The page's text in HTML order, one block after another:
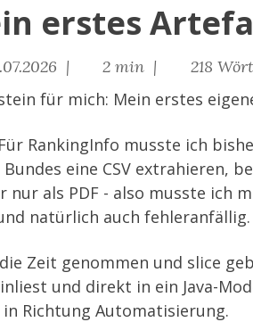
erstes
| 2 min | 218
für mich: Mein erstes
RankingInfo musste ich
eine CSV extrahieren,
nur als PDF - also musste ich
natürlich auch fehleranfällig.
Zeit genommen und slice
und direkt in ein Java-
Richtung Automatisierung.